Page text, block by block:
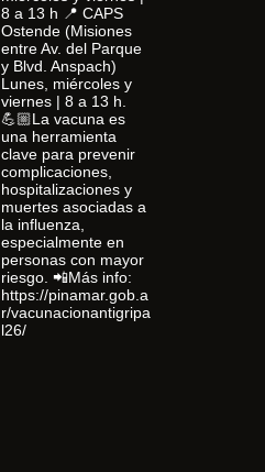
8 a 13 h 📍 CAPS
Ostende (Misiones
entre Av. del Parque
y Blvd. Anspach)
Lunes, miércoles y
viernes | 8 a 13 h.
💪🏼La vacuna es
una herramienta
clave para prevenir
complicaciones,
hospitalizaciones y
muertes asociadas a
la influenza,
especialmente en
personas con mayor
riesgo. 📲Más info:
https://pinamar.gob.a
r/vacunacionantigripa
l26/